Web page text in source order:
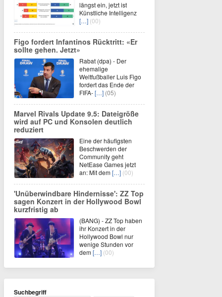
längst ein, jetzt ist
Künstliche Intelligenz
[…] (00)
Figo fordert Infantinos Rücktritt: «Er
sollte gehen. Jetzt»
Rabat (dpa) - Der
ehemalige
Weltfußballer Luis Figo
fordert das Ende der
FIFA-[…] (05)
Marvel Rivals Update 9.5: Dateigröße
wird auf PC und Konsolen deutlich
reduziert
Eine der häufigsten
Beschwerden der
Community geht
NetEase Games jetzt
an: Mit dem[…] (00)
'Unüberwindbare Hindernisse': ZZ Top
sagen Konzert in der Hollywood Bowl
kurzfristig ab
(BANG) - ZZ Top haben
ihr Konzert in der
Hollywood Bowl nur
wenige Stunden vor
dem[…] (00)
Suchbegriff